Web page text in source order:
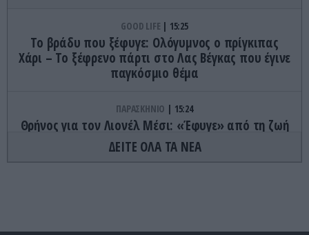
GOOD LIFE 15:25
Το βράδυ που ξέφυγε: Ολόγυμνος ο πρίγκιπας
Χάρι – Το ξέφρενο πάρτι στο Λας Βέγκας που έγινε
παγκόσμιο θέμα
ΠΑΡΑΣΚΗΝΙΟ 15:24
Θρήνος για τον Λιονέλ Μέσι: «Έφυγε» από τη ζωή
ο πατέρας του, Χόρχε
ΔΕΙΤΕ ΟΛΑ ΤΑ ΝΕΑ